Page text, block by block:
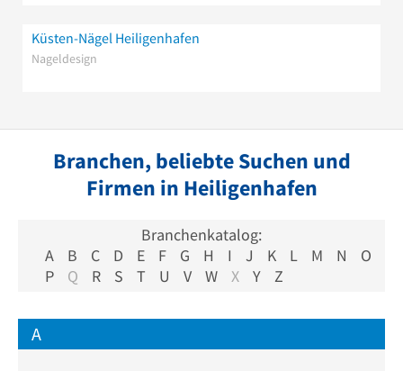
Küsten-Nägel Heiligenhafen
Nageldesign
Branchen, beliebte Suchen und
Firmen in Heiligenhafen
Branchenkatalog:
A
B C D E F G H I J K L M N
O
P
Q R S T U V W X Y Z
A